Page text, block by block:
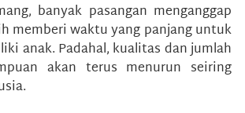
banyak pasangan menganggap
memberi waktu yang panjang untuk
anak. Padahal, kualitas dan jumlah
akan terus menurun seiring